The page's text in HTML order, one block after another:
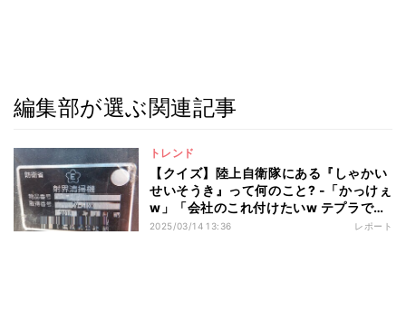
編集部が選ぶ関連記事
トレンド
【クイズ】陸上自衛隊にある『しゃかい
せいそうき』って何のこと? -「かっけぇ
w」「会社のこれ付けたいw テプラで貼
っておこうかな笑」と話題
2025/03/14 13:36 レポート